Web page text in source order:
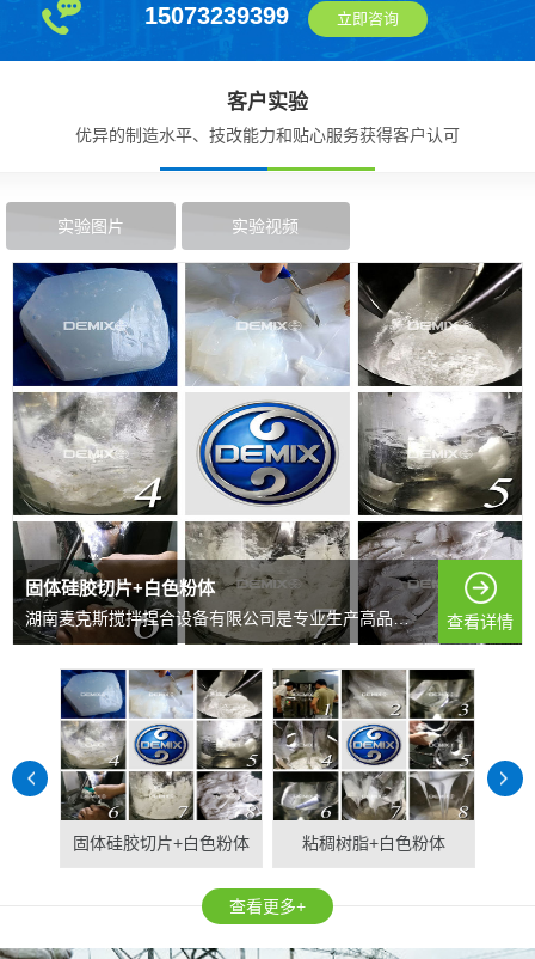
15073239399 立即咨询
客户实验
优异的制造水平、技改能力和贴心服务获得客户认可
实验图片 实验视频
固体硅胶切片+白色粉体
湖南麦克斯搅拌捏合设备有限公司是专业生产高品质搅拌混... 查看详情
固体硅胶切片+白色粉体 粘稠树脂+白色粉体
查看更多+